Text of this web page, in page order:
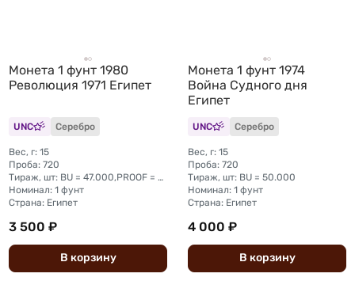
Монета 1 фунт 1980
Революция 1971 Египет
UNC Серебро
Вес, г: 15
Проба: 720
Тираж, шт: BU = 47.000,PROOF = 3.000
Номинал: 1 фунт
Страна: Египет
3 500 ₽
В корзину
Монета 1 фунт 1974
Война Судного дня
Египет
UNC Серебро
Вес, г: 15
Проба: 720
Тираж, шт: BU = 50.000
Номинал: 1 фунт
Страна: Египет
4 000 ₽
В корзину